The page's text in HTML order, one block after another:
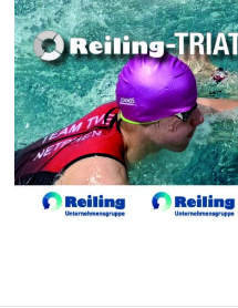
Direkt
zum
Inhalt